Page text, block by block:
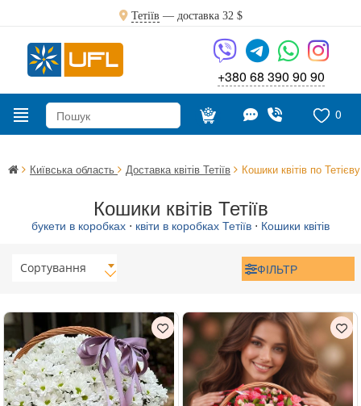
Тетіїв — доставка 32 $
+380 68 390 90 90
0
Київська область Доставка квітів Тетіїв Кошики квітів по Тетієву
Кошики квітів Тетіїв
букети в коробках ⋅ квіти в коробках Тетіїв ⋅ Кошики квітів
Сортування ФІЛЬТР